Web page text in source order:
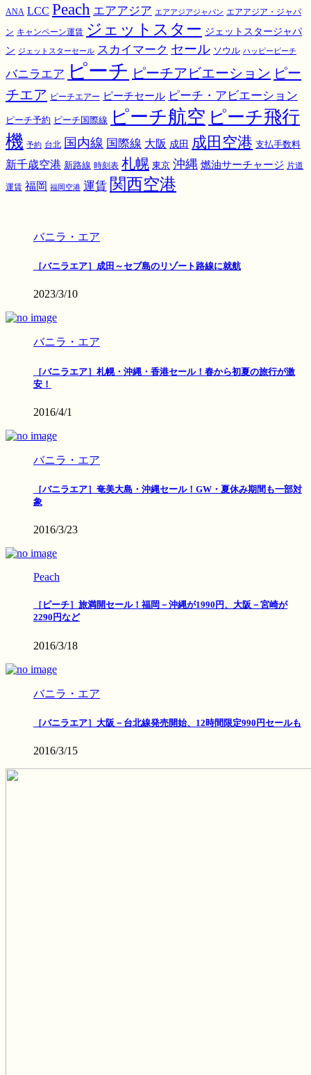
ANA LCC Peach エアアジア エアアジアジャパン エアアジア・ジャパ
ン キャンペーン運賃 ジェットスター ジェットスタージャパ
ン ジェットスターセール スカイマーク セール ソウル ハッピーピーチ
バニラエア ピーチ ピーチアビエーション ピー
チエア ピーチエアー ピーチセール ピーチ・アビエーション
ピーチ予約 ピーチ国際線 ピーチ航空 ピーチ飛行
機 予約 台北 国内線 国際線 大阪 成田 成田空港 支払手数料
新千歳空港 新路線 時刻表 札幌 東京 沖縄 燃油サーチャージ 片道
運賃 福岡 福岡空港 運賃 関西空港
バニラ・エア
［バニラエア］成田～セブ島のリゾート路線に就航
2023/3/10
バニラ・エア
［バニラエア］札幌・沖縄・香港セール！春から初夏の旅行が激
安！
2016/4/1
バニラ・エア
［バニラエア］奄美大島・沖縄セール！GW・夏休み期間も一部対
象
2016/3/23
Peach
［ピーチ］旅満開セール！福岡－沖縄が1990円、大阪－宮崎が
2290円など
2016/3/18
バニラ・エア
［バニラエア］大阪－台北線発売開始、12時間限定990円セールも
2016/3/15